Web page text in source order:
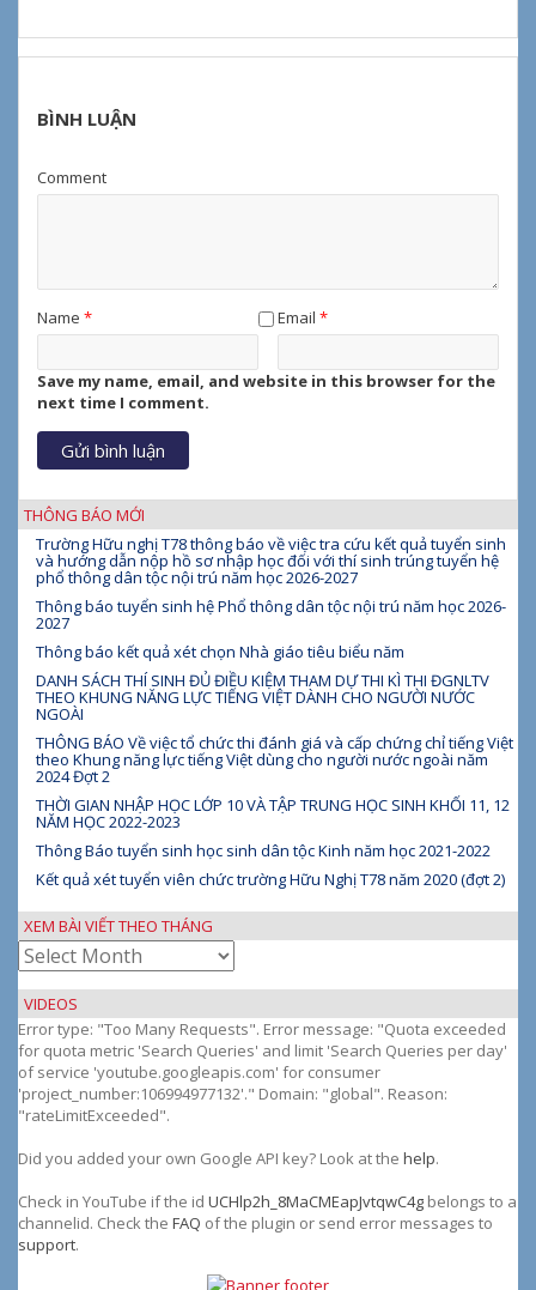
BÌNH LUẬN
Comment
Name * Email *
Save my name, email, and website in this browser for the
next time I comment.
THÔNG BÁO MỚI
Trường Hữu nghị T78 thông báo về việc tra cứu kết quả tuyển sinh
và hướng dẫn nộp hồ sơ nhập học đối với thí sinh trúng tuyển hệ
phổ thông dân tộc nội trú năm học 2026-2027
Thông báo tuyển sinh hệ Phổ thông dân tộc nội trú năm học 2026-
2027
Thông báo kết quả xét chọn Nhà giáo tiêu biểu năm
DANH SÁCH THÍ SINH ĐỦ ĐIỀU KIỆM THAM DỰ THI KÌ THI ĐGNLTV
THEO KHUNG NĂNG LỰC TIẾNG VIỆT DÀNH CHO NGƯỜI NƯỚC
NGOÀI
THÔNG BÁO Về việc tổ chức thi đánh giá và cấp chứng chỉ tiếng Việt
theo Khung năng lực tiếng Việt dùng cho người nước ngoài năm
2024 Đợt 2
THỜI GIAN NHẬP HỌC LỚP 10 VÀ TẬP TRUNG HỌC SINH KHỐI 11, 12
NĂM HỌC 2022-2023
Thông Báo tuyển sinh học sinh dân tộc Kinh năm học 2021-2022
Kết quả xét tuyển viên chức trường Hữu Nghị T78 năm 2020 (đợt 2)
XEM BÀI VIẾT THEO THÁNG
Xem
bài
viết
theo
tháng
VIDEOS
Error type: "Too Many Requests". Error message: "Quota exceeded
for quota metric 'Search Queries' and limit 'Search Queries per day'
of service 'youtube.googleapis.com' for consumer
'project_number:106994977132'." Domain: "global". Reason:
"rateLimitExceeded".
Did you added your own Google API key? Look at the help.
Check in YouTube if the id UCHlp2h_8MaCMEapJvtqwC4g belongs to a
channelid. Check the FAQ of the plugin or send error messages to
support.